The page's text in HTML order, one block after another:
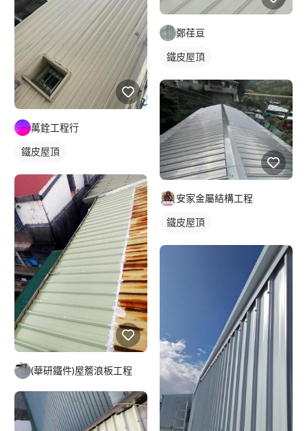
萬銓工程行
鐵皮屋頂
(華研鐵件)屋簷浪板工程
鄭荏亘
鐵皮屋頂
安家金屬結構工程
鐵皮屋頂